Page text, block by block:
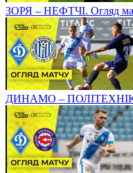
ЗОРЯ – НЕФТЧІ. Огляд
ДИНАМО – ПОЛІТЕХНІКА.